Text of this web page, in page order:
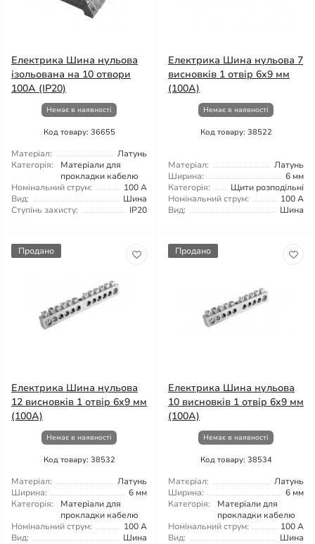
Електрика Шина нульова
ізольована на 10 отвори
100A (IP20)
Немає в наявності
Код товару: 36655
Матеріал:
Латунь
Категорія:
Матеріали для
прокладки кабелю
Номінальний струм:
100 А
Вид:
Шина
Ступінь захисту:
IP20
Електрика Шина нульова 7
висновків 1 отвір 6x9 мм
(100A)
Немає в наявності
Код товару: 38522
Матеріал:
Латунь
Ширина:
6 мм
Категорія:
Щити розподільні
Номінальний струм:
100 А
Вид:
Шина
Продано
Електрика Шина нульова
12 висновків 1 отвір 6x9 мм
(100A)
Немає в наявності
Код товару: 38532
Матеріал:
Латунь
Ширина:
6 мм
Категорія:
Матеріали для
прокладки кабелю
Номінальний струм:
100 А
Вид:
Шина
Продано
Електрика Шина нульова
10 висновків 1 отвір 6x9 мм
(100A)
Немає в наявності
Код товару: 38534
Матеріал:
Латунь
Ширина:
6 мм
Категорія:
Матеріали для
прокладки кабелю
Номінальний струм:
100 А
Вид:
Шина